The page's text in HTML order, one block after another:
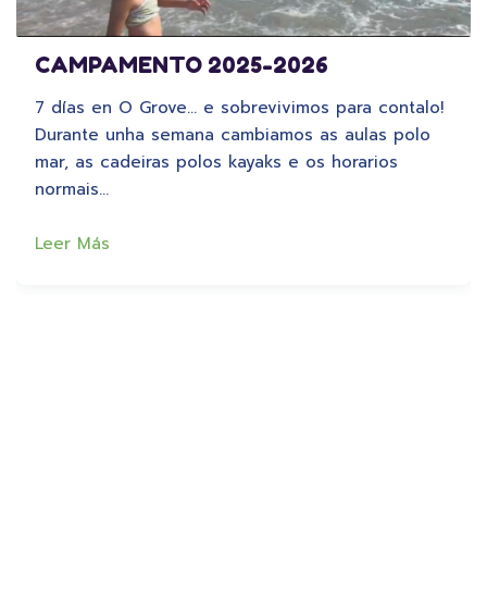
CAMPAMENTO 2025-2026
7 días en O Grove… e sobrevivimos para contalo!
Durante unha semana cambiamos as aulas polo
mar, as cadeiras polos kayaks e os horarios
normais…
Leer Más